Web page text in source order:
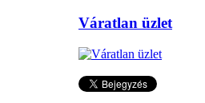
Váratlan üzlet